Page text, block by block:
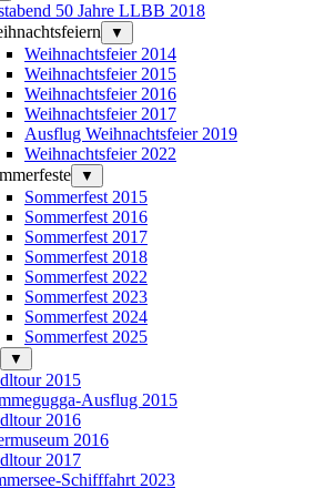
50 Jahre LLBB 2018
▼
Weihnachtsfeier 2014
Weihnachtsfeier 2015
Weihnachtsfeier 2016
Weihnachtsfeier 2017
Ausflug Weihnachtsfeier 2019
Weihnachtsfeier 2022
▼
Sommerfest 2015
Sommerfest 2016
Sommerfest 2017
Sommerfest 2018
Sommerfest 2022
Sommerfest 2023
Sommerfest 2024
Sommerfest 2025
▼
2015
Ausflug 2015
2016
2016
2017
Schifffahrt 2023